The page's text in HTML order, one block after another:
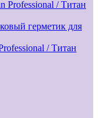
герметик для
/ Титан